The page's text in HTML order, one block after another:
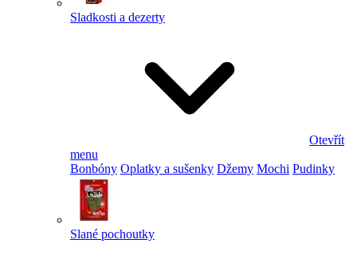
Sladkosti a dezerty
Otevřít
menu
Bonbóny Oplatky a sušenky Džemy Mochi Pudinky
Slané pochoutky